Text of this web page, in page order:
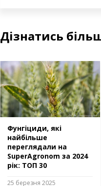
Дізнатись
Фунгіциди, які
найбільше
переглядали на
SuperAgronom за 2024
рік: ТОП 30
25 березня 2025